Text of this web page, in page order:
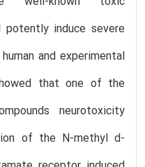
potently induce severe
and experimental
that one of the
neurotoxicity
of the N-methyl d-